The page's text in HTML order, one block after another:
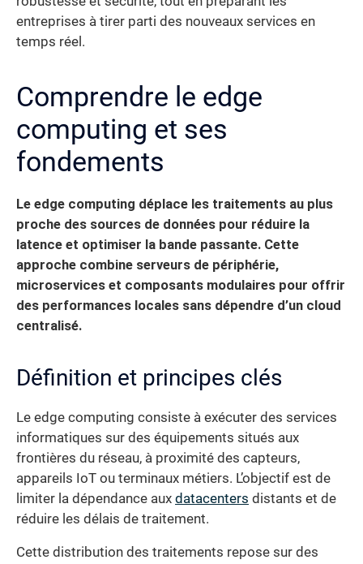
entreprises à tirer parti des nouveaux services en
temps réel.
Comprendre le edge
computing et ses
fondements
Le edge computing déplace les traitements au plus
proche des sources de données pour réduire la
latence et optimiser la bande passante. Cette
approche combine serveurs de périphérie,
microservices et composants modulaires pour offrir
des performances locales sans dépendre d’un cloud
centralisé.
Définition et principes clés
Le edge computing consiste à exécuter des services
informatiques sur des équipements situés aux
frontières du réseau, à proximité des capteurs,
appareils IoT ou terminaux métiers. L’objectif est de
limiter la dépendance aux datacenters distants et de
réduire les délais de traitement.
Cette distribution des traitements repose sur des